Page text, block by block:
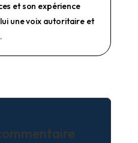
et son expérience
une voix autoritaire et